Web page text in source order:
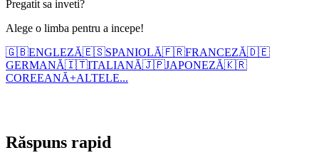
Pregatit sa inveti?
Alege o limba pentru a incepe!
🇬🇧ENGLEZĂ🇪🇸SPANIOLĂ🇫🇷FRANCEZĂ🇩🇪
GERMANĂ🇮🇹ITALIANĂ🇯🇵JAPONEZĂ🇰🇷
COREEANĂ+ALTELE...
Răspuns rapid